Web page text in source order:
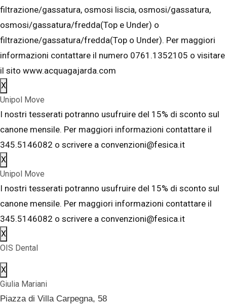
filtrazione/gassatura, osmosi liscia, osmosi/gassatura,
osmosi/gassatura/fredda(Top e Under) o
filtrazione/gassatura/fredda(Top o Under). Per maggiori
informazioni contattare il numero 0761.1352105 o visitare
il sito www.acquagajarda.com
X
Unipol Move
I nostri tesserati potranno usufruire del 15% di sconto sul
canone mensile. Per maggiori informazioni contattare il
345.5146082 o scrivere a convenzioni@fesica.it
X
Unipol Move
I nostri tesserati potranno usufruire del 15% di sconto sul
canone mensile. Per maggiori informazioni contattare il
345.5146082 o scrivere a convenzioni@fesica.it
X
OIS Dental
X
Giulia Mariani
Piazza di Villa Carpegna, 58